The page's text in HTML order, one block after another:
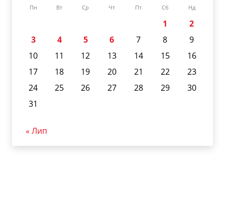
Пн Вт Ср Чт Пт Сб Нд
1
2
3
4 5 6 7 8
9
10
11 12 13 14 15
16
17
18 19 20 21 22
23
24
25 26 27 28 29
30
31
« Лип